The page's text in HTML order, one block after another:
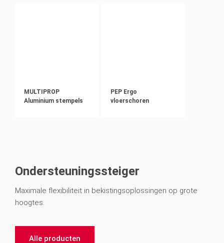
MULTIPROP
Aluminium stempels
PEP Ergo
vloerschoren
Ondersteuningssteiger
Maximale flexibiliteit in bekistingsoplossingen op grote
hoogtes.
Alle producten